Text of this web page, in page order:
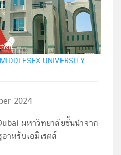
UNIVERSITY
2024
มหาวิทยาลัยชั้นนำจาก
าหรับเอมิเรตส์